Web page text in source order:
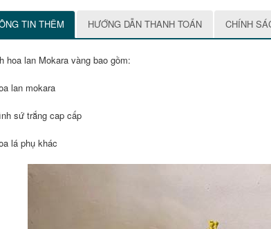
TIN THÊM HƯỚNG DẪN THANH TOÁN CHÍNH
hoa lan Mokara vàng bao gồm:
lan mokara
sứ trắng cap cấp
lá phụ khác